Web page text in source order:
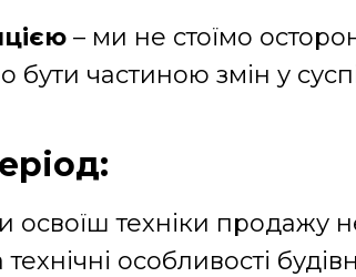
– ми не стоїмо
частиною змін у
освоїш техніки продажу
особливості